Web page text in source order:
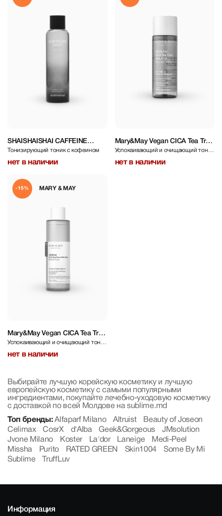
SHAISHAISHAI CAFFEINE
SHOT Toning Booster 200 ml
Тонизирующий тоник с кофеином
нет в наличии
Mary&May Vegan CICA Tea Tree
Toner 20 ml
Успокаивающий и очищающий тоник
нет в наличии
MARY & MAY
-15%
Mary&May Vegan CICA Tea Tree
Toner 200 ml
Успокаивающий и очищающий тоник
нет в наличии
Выбирайте лучшую корейскую косметику и лучшую
европейскую косметику с самыми популярными
ингредиентами, покупайте лечебно-уходовую косметику
с доставкой по всей Молдове на sublime.md
Топ бренды: Alfaparf Milano Altruist
Beauty of Joseon
Celimax
CosrX d'Alba Geek&Gorgeous
JMsolution
Jvone Milano
Koster La'dor Laneige
Medi-Peel
Missha
Purito RATED GREEN Skin1004
Some By Mi
Sublime
TruffLuv
Информация